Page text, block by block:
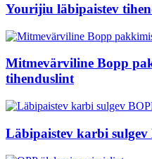
Yourijiu läbipaistev
Mitmevärviline Bopp
tihenduslint
Läbipaistev karbi sulgev